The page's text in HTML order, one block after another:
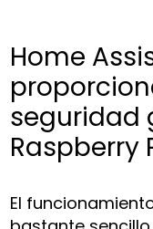
Home
seguridad
Raspberry
El